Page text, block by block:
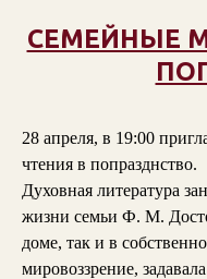
СЕМЕЙНЫЕ
28 апреля, в 19:00
чтения в попразднство.
Духовная литература
жизни семьи Ф. М.
доме, так и в
мировоззрение,